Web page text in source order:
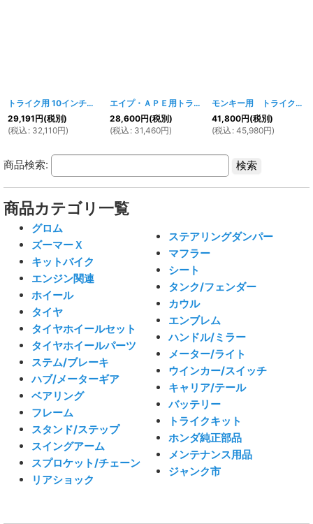
トライク用 10インチアルミホイール・タイヤ組込済 2本セット A-TYPE [
29,191円(税別)
(税込 : 32,110円)
エイプ・ＡＰＥ用トライクコンバージョンキット [
28,600円(税別)
(税込 : 31,460円)
モンキー用 トライクコンプリートキット【法人配達可能】
41,800円(税別)
(税込 : 45,980円)
商品検索:
商品カテゴリ一覧
グロム
ズーマーＸ
キットバイク
エンジン関連
ホイール
タイヤ
タイヤホイールセット
タイヤホイールパーツ
ステム/ブレーキ
ハブ/メーターギア
ベアリング
フレーム
スタンド/ステップ
スイングアーム
スプロケット/チェーン
リアショック
ステアリングダンパー
マフラー
シート
タンク/フェンダー
カウル
エンブレム
ハンドル/ミラー
メーター/ライト
ウインカー/スイッチ
キャリア/テール
バッテリー
トライクキット
ホンダ純正部品
メンテナンス用品
ジャンク市